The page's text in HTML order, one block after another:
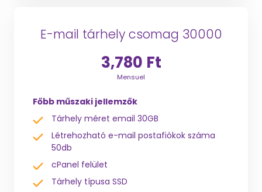
E-mail tárhely csomag 30000
3,780 Ft
Mensuel
Főbb műszaki jellemzők
Tárhely méret email 30GB
Létrehozható e-mail postafiókok száma
50db
cPanel felület
Tárhely típusa SSD